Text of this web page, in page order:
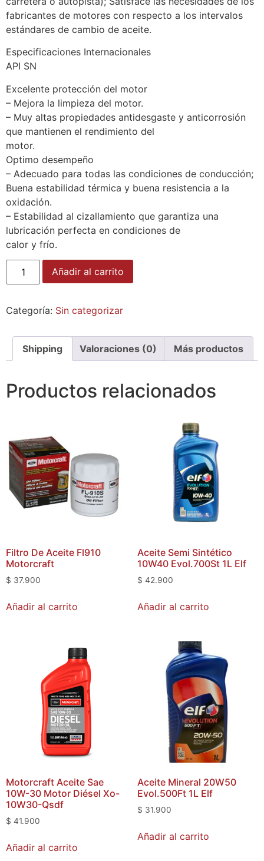
fabricantes de motores con respecto a los intervalos
estándares de cambio de aceite.
Especificaciones Internacionales
API SN
Excelente protección del motor
– Mejora la limpieza del motor.
– Muy altas propiedades antidesgaste y anticorrosión
que mantienen el rendimiento del
motor.
Optimo desempeño
– Adecuado para todas las condiciones de conducción;
Buena estabilidad térmica y buena resistencia a la
oxidación.
– Estabilidad al cizallamiento que garantiza una
lubricación perfecta en condiciones de
calor y frío.
Añadir al carrito
Categoría: Sin categorizar
Shipping Valoraciones (0) Más productos
Productos relacionados
Filtro De Aceite Fl910
Motorcraft
$ 37.900
Añadir al carrito
Aceite Semi Sintético
10W40 Evol.700St 1L Elf
$ 42.900
Añadir al carrito
Motorcraft Aceite Sae
10W-30 Motor Diésel Xo-
10W30-Qsdf
$ 41.900
Añadir al carrito
Aceite Mineral 20W50
Evol.500Ft 1L Elf
$ 31.900
Añadir al carrito